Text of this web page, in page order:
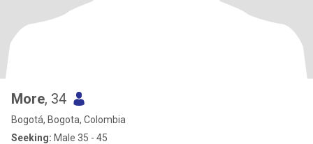
More, 34
Bogotá, Bogota, Colombia
Seeking: Male 35 - 45